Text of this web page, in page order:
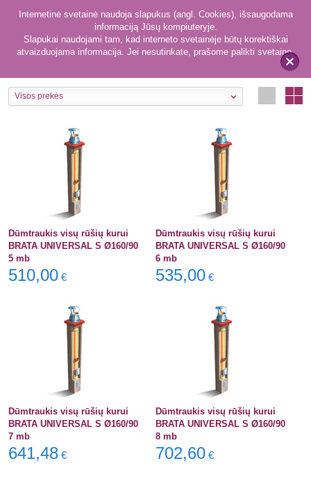
x
Internetinė svetainė naudoja slapukus (angl. Cookies), išsaugodama
informaciją Jūsų kompiuteryje.
Slapukai naudojami tam, kad interneto svetainėje būtų korektiškai
atvaizduojama informacija. Jei nesutinkate, prašome palikti svetainę.
Visų rūšių kurui 50
Visos prekės
Dūmtraukis visų rūšių kurui
BRATA UNIVERSAL S Ø160/90
5 mb
510,00 €
Dūmtraukis visų rūšių kurui
BRATA UNIVERSAL S Ø160/90
6 mb
535,00 €
Dūmtraukis visų rūšių kurui
BRATA UNIVERSAL S Ø160/90
7 mb
641,48 €
Dūmtraukis visų rūšių kurui
BRATA UNIVERSAL S Ø160/90
8 mb
702,60 €